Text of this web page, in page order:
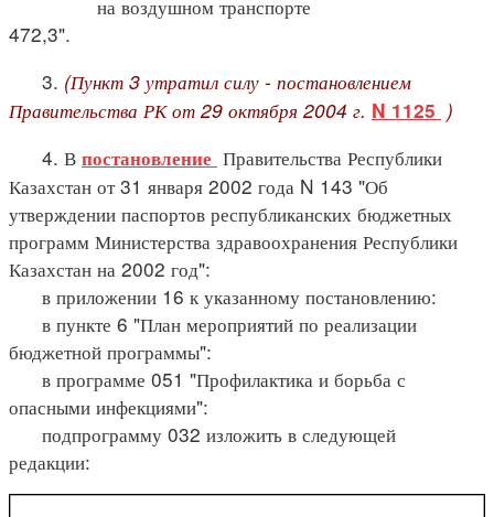
на воздушном транспорте
472,3".
3. (Пункт 3 утратил силу - постановлением
Правительства РК от 29 октября 2004 г. N 1125 )
4. В постановление Правительства Республики
Казахстан от 31 января 2002 года N 143 "Об
утверждении паспортов республиканских бюджетных
программ Министерства здравоохранения Республики
Казахстан на 2002 год":
в приложении 16 к указанному постановлению:
в пункте 6 "План мероприятий по реализации
бюджетной программы":
в программе 051 "Профилактика и борьба с
опасными инфекциями":
подпрограмму 032 изложить в следующей
редакции: